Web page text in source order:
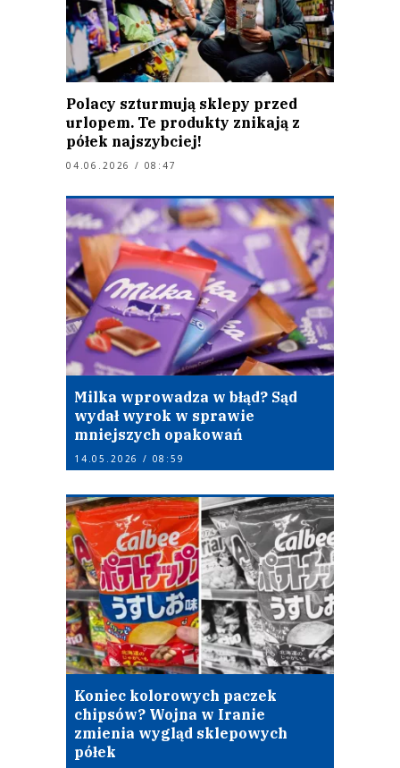
Polacy szturmują sklepy przed
urlopem. Te produkty znikają z
półek najszybciej!
04.06.2026 / 08:47
Milka wprowadza w błąd? Sąd
wydał wyrok w sprawie
mniejszych opakowań
14.05.2026 / 08:59
Koniec kolorowych paczek
chipsów? Wojna w Iranie
zmienia wygląd sklepowych
półek